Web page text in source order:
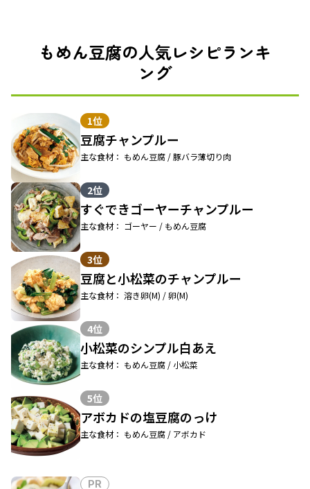
もめん豆腐の人気レシピランキ
ング
1位
豆腐チャンプルー
主な食材： もめん豆腐 / 豚バラ薄切り肉
2位
すぐできゴーヤーチャンプルー
主な食材： ゴーヤー / もめん豆腐
3位
豆腐と小松菜のチャンプルー
主な食材： 溶き卵(M) / 卵(M)
4位
小松菜のシンプル白あえ
主な食材： もめん豆腐 / 小松菜
5位
アボカドの塩豆腐のっけ
主な食材： もめん豆腐 / アボカド
PR